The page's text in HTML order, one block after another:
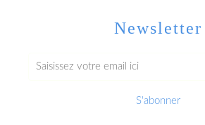
Newsletter